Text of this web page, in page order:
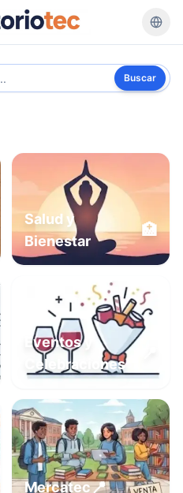
Buscar
Salud y
Bienestar
🏥
Eventos y
Celebraciones
Mercatec📍